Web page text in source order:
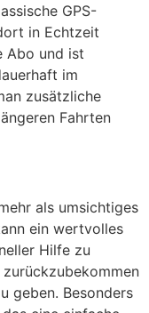
GPS-
in Echtzeit
Abo und ist
im
zusätzliche
Fahrten
als umsichtiges
ein wertvolles
Hilfe zu
geben. Besonders